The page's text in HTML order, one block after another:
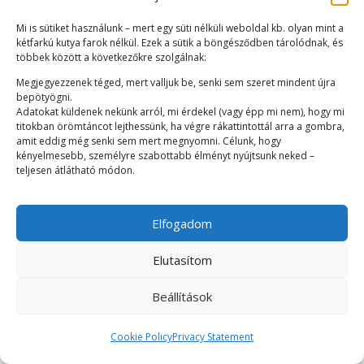
Mi is sütiket használunk – mert egy süti nélküli weboldal kb. olyan mint a
kétfarkú kutya farok nélkül. Ezek a sütik a böngésződben tárolódnak, és
többek között a következőkre szolgálnak:
Megjegyezzenek téged, mert valljuk be, senki sem szeret mindent újra
bepötyögni.
Adatokat küldenek nekünk arról, mi érdekel (vagy épp mi nem), hogy mi
titokban örömtáncot lejthessünk, ha végre rákattintottál arra a gombra,
amit eddig még senki sem mert megnyomni. Célunk, hogy
kényelmesebb, személyre szabottabb élményt nyújtsunk neked –
teljesen átlátható módon.
Elfogadom
Elutasítom
Beállítások
Cookie PolicyPrivacy Statement
Funding Goal:
643 853 143,00Ft
Raised:
155 187 000,00Ft
Funded percent:
24.10 %
Date expired
Copyright © 2026 MKKP Közösségi Finanszírozás -Impresszum
Adatkezelési tájékoztató-Adományozási tájékoztató